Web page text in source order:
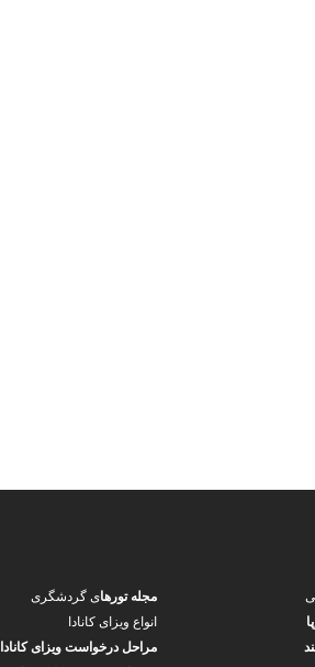
مجله تورهای گردشگری
انواع ویزای کانادا
مراحل درخواست ویزای کانادا